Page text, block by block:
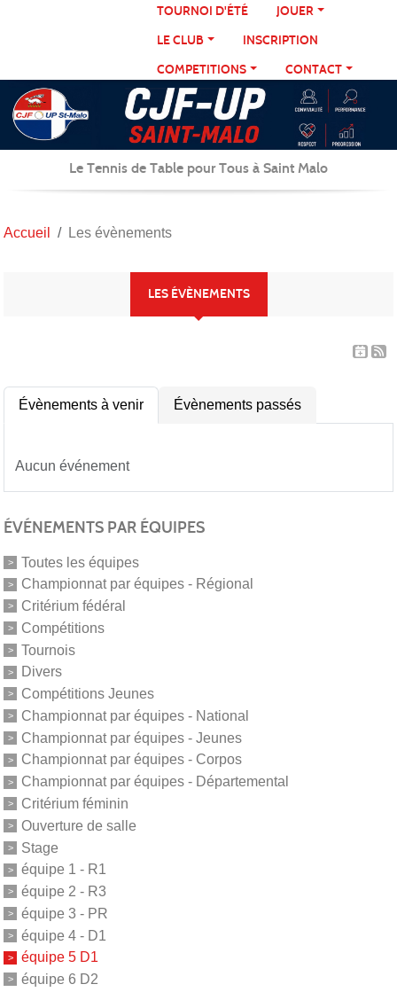
TOURNOI D'ÉTÉ
JOUER
LE CLUB
INSCRIPTION
COMPETITIONS
CONTACT
Le Tennis de Table pour Tous à Saint Malo
Accueil Les évènements
LES ÉVÈNEMENTS
Évènements à venir Évènements passés
Aucun événement
ÉVÉNEMENTS PAR ÉQUIPES
Toutes les équipes
Championnat par équipes - Régional
Critérium fédéral
Compétitions
Tournois
Divers
Compétitions Jeunes
Championnat par équipes - National
Championnat par équipes - Jeunes
Championnat par équipes - Corpos
Championnat par équipes - Départemental
Critérium féminin
Ouverture de salle
Stage
équipe 1 - R1
équipe 2 - R3
équipe 3 - PR
équipe 4 - D1
équipe 5 D1
équipe 6 D2
Panneau de gestion des cookies